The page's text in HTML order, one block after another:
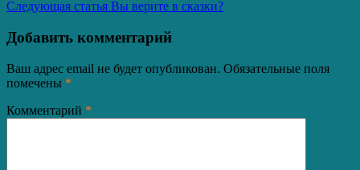
Следующая статья Вы верите в сказки?
Добавить комментарий
Ваш адрес email не будет опубликован. Обязательные поля
помечены *
Комментарий *